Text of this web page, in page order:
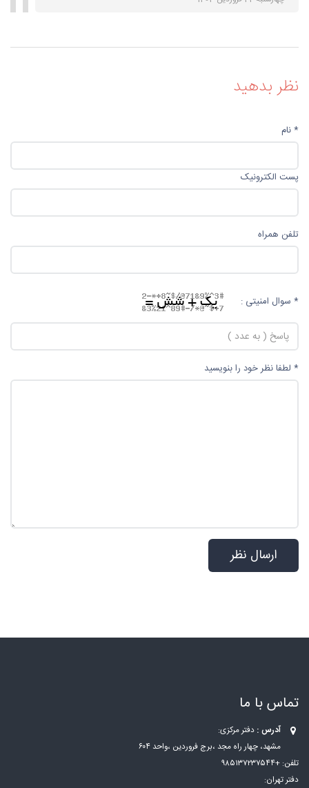
نظر بدهید
* نام
پست الکترونیک
تلفن همراه
* سوال امنیتی :
* لطفا نظر خود را بنویسید
تماس با ما
آدرس : دفتر مرکزی:
مشهد، چهار راه مجد ،برج فروردین ،واحد ۶۰۴
تلفن: +۹۸۵۱۳۷۲۳۷۵۴۴
دفتر تهران: